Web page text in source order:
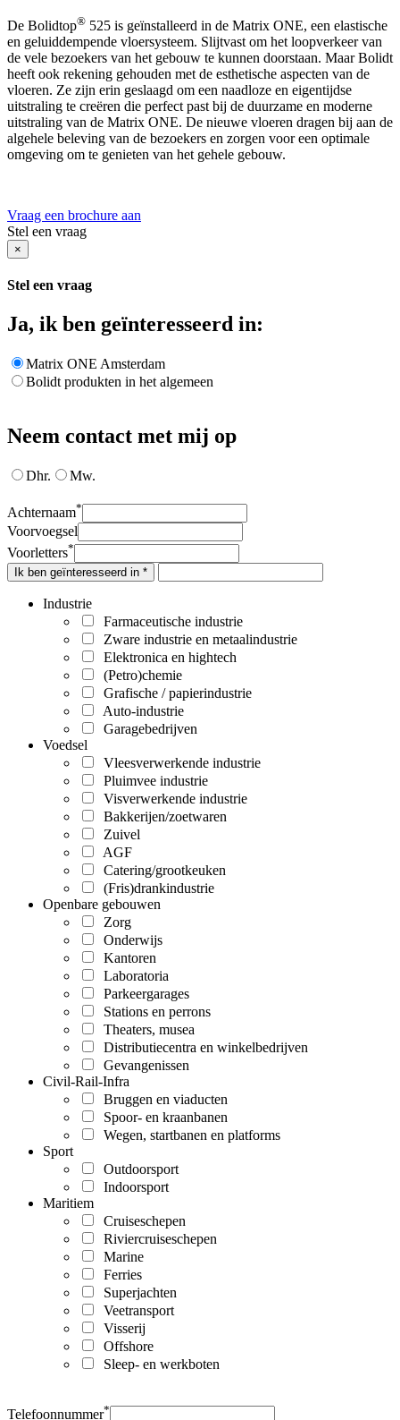
De Bolidtop® 525 is geïnstalleerd in de Matrix ONE, een elastische
en geluiddempende vloersysteem. Slijtvast om het loopverkeer van
de vele bezoekers van het gebouw te kunnen doorstaan. Maar Bolidt
heeft ook rekening gehouden met de esthetische aspecten van de
vloeren. Ze zijn erin geslaagd om een naadloze en eigentijdse
uitstraling te creëren die perfect past bij de duurzame en moderne
uitstraling van de Matrix ONE. De nieuwe vloeren dragen bij aan de
algehele beleving van de bezoekers en zorgen voor een optimale
omgeving om te genieten van het gehele gebouw.
Vraag een brochure aan
Stel een vraag
×
Stel een vraag
Ja, ik ben geïnteresseerd in:
Matrix ONE Amsterdam
Bolidt produkten in het algemeen
Neem contact met mij op
Dhr. Mw.
Achternaam*
Voorvoegsel
Voorletters*
Ik ben geïnteresseerd in *
Industrie
Farmaceutische industrie
Zware industrie en metaalindustrie
Elektronica en hightech
(Petro)chemie
Grafische / papierindustrie
Auto-industrie
Garagebedrijven
Voedsel
Vleesverwerkende industrie
Pluimvee industrie
Visverwerkende industrie
Bakkerijen/zoetwaren
Zuivel
AGF
Catering/grootkeuken
(Fris)drankindustrie
Openbare gebouwen
Zorg
Onderwijs
Kantoren
Laboratoria
Parkeergarages
Stations en perrons
Theaters, musea
Distributiecentra en winkelbedrijven
Gevangenissen
Civil-Rail-Infra
Bruggen en viaducten
Spoor- en kraanbanen
Wegen, startbanen en platforms
Sport
Outdoorsport
Indoorsport
Maritiem
Cruiseschepen
Riviercruiseschepen
Marine
Ferries
Superjachten
Veetransport
Visserij
Offshore
Sleep- en werkboten
Telefoonnummer*